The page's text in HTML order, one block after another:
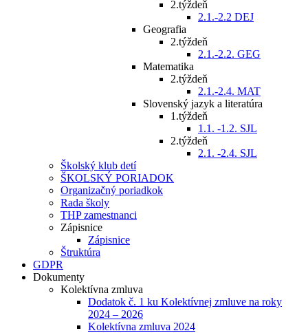
2.týždeň
2.1.-2.2 DEJ
Geografia
2.týždeň
2.1.-2.2. GEG
Matematika
2.týždeň
2.1.-2.4. MAT
Slovenský jazyk a literatúra
1.týždeň
1.1. -1.2. SJL
2.týždeň
2.1. -2.4. SJL
Školský klub detí
ŠKOLSKÝ PORIADOK
Organizačný poriadkok
Rada školy
THP zamestnanci
Zápisnice
Zápisnice
Štruktúra
GDPR
Dokumenty
Kolektívna zmluva
Dodatok č. 1 ku Kolektívnej zmluve na roky
2024 – 2026
Kolektívna zmluva 2024